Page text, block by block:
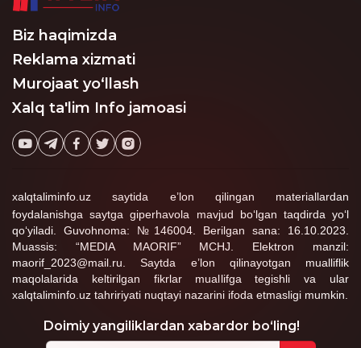
ombudsmanlari tarmog‘i
qilayotgan Finlyandiya
bolalar ombudsmani
ishtirok etdi.
Biz haqimizda
Reklama xizmati
Murojaat yo‘llash
Xalq ta'lim Info jamoasi
xalqtaliminfo.uz saytida e’lon qilingan materiallardan
foydalanishga saytga giperhavola mavjud bo‘lgan taqdirda yo‘l
qo‘yiladi. Guvohnoma: №146004. Berilgan sana: 16.10.2023.
Muassis: “MEDIA MAORIF” MCHJ. Elektron manzil:
maorif_2023@mail.ru. Saytda e’lon qilinayotgan mualliflik
maqolalarida keltirilgan fikrlar muallifga tegishli va ular
xalqtaliminfo.uz tahririyati nuqtayi nazarini ifoda etmasligi mumkin.
Doimiy yangiliklardan xabardor bo‘ling!